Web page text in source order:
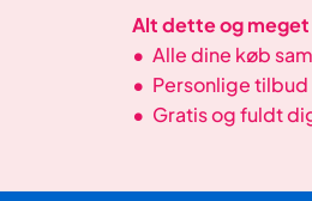
Alt dette og meget
• Alle dine køb
• Personlige tilbud
• Gratis og fuldt